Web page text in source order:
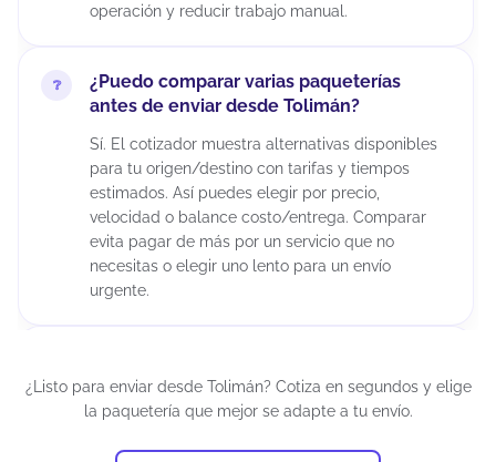
operación y reducir trabajo manual.
¿Puedo comparar varias paqueterías
antes de enviar desde Tolimán?
Sí. El cotizador muestra alternativas disponibles
para tu origen/destino con tarifas y tiempos
estimados. Así puedes elegir por precio,
velocidad o balance costo/entrega. Comparar
evita pagar de más por un servicio que no
necesitas o elegir uno lento para un envío
urgente.
generar la guía?
Depende del estatus del envío y de la política de
la paquetería. Si el paquete aún no ha sido
¿Listo para enviar desde Tolimán? Cotiza en segundos y elige
la paquetería que mejor se adapte a tu envío.